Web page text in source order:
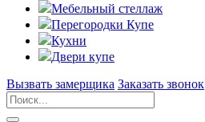
Мебельный стеллаж
Перегородки Купе
Кухни
Двери купе
Вызвать замерщика Заказать звонок